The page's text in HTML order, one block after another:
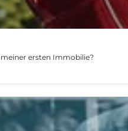
ersten Immobilie?